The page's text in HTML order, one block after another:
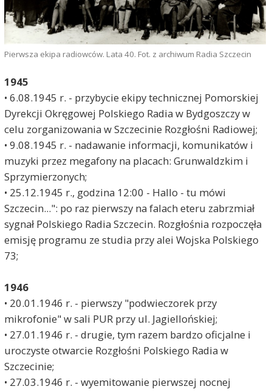
Pierwsza ekipa radiowców. Lata 40. Fot. z archiwum Radia Szczecin
1945
• 6.08.1945 r. - przybycie ekipy technicznej Pomorskiej
Dyrekcji Okręgowej Polskiego Radia w Bydgoszczy w
celu zorganizowania w Szczecinie Rozgłośni Radiowej;
• 9.08.1945 r. - nadawanie informacji, komunikatów i
muzyki przez megafony na placach: Grunwaldzkim i
Sprzymierzonych;
• 25.12.1945 r., godzina 12:00 - Hallo - tu mówi
Szczecin...": po raz pierwszy na falach eteru zabrzmiał
sygnał Polskiego Radia Szczecin. Rozgłośnia rozpoczęła
emisję programu ze studia przy alei Wojska Polskiego
73;
1946
• 20.01.1946 r. - pierwszy "podwieczorek przy
mikrofonie" w sali PUR przy ul. Jagiellońskiej;
• 27.01.1946 r. - drugie, tym razem bardzo oficjalne i
uroczyste otwarcie Rozgłośni Polskiego Radia w
Szczecinie;
• 27.03.1946 r. - wyemitowanie pierwszej nocnej